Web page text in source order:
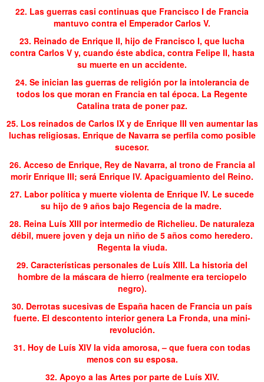
22. Las guerras casi continuas que Francisco I de Francia
mantuvo contra el Emperador Carlos V.
23. Reinado de Enrique II, hijo de Francisco I, que lucha
contra Carlos V y, cuando éste abdica, contra Felipe II, hasta
su muerte en un accidente.
24. Se inician las guerras de religión por la intolerancia de
todos los que moran en Francia en tal época. La Regente
Catalina trata de poner paz.
25. Los reinados de Carlos IX y de Enrique III ven aumentar las
luchas religiosas. Enrique de Navarra se perfila como posible
sucesor.
26. Acceso de Enrique, Rey de Navarra, al trono de Francia al
morir Enrique III; será Enrique IV. Apaciguamiento del Reino.
27. Labor política y muerte violenta de Enrique IV. Le sucede
su hijo de 9 años bajo Regencia de la madre.
28. Reina Luís XIII por intermedio de Richelieu. De naturaleza
débil, muere joven y deja un niño de 5 años como heredero.
Regenta la viuda.
29. Características personales de Luís XIII. La historia del
hombre de la máscara de hierro (realmente era terciopelo
negro).
30. Derrotas sucesivas de España hacen de Francia un país
fuerte. El descontento interior genera La Fronda, una mini-
revolución.
31. Hoy de Luís XIV la vida amorosa, – que fuera con todas
menos con su esposa.
32. Apoyo a las Artes por parte de Luís XIV.